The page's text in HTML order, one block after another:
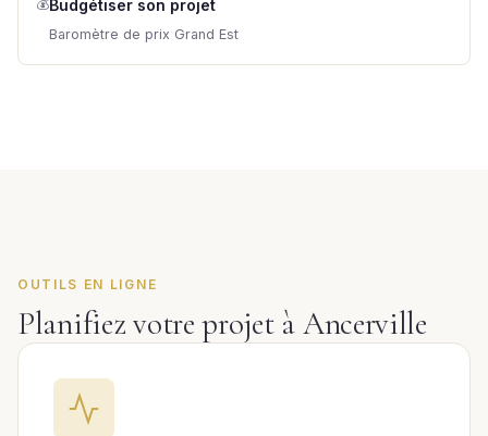
💰Budgétiser son projet
Baromètre de prix Grand Est
OUTILS EN LIGNE
Planifiez votre projet à Ancerville